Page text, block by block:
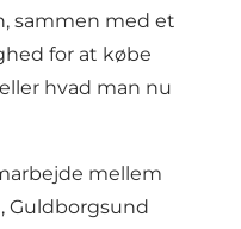
sammen med et
for at købe
hvad man nu
mellem
Guldborgsund